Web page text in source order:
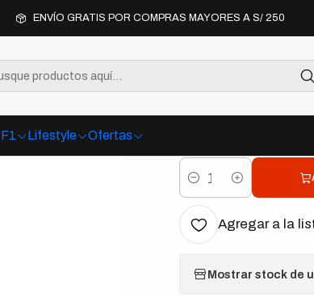
F1 Lifestyle Ofertas
ENVÍO GRATIS POR COMPRAS MAYORES A S/ 250
Escuderías McLaren LEGO Technic McLaren MCL39 F1
LEGO
(42228)
Cantidad
Agregar a la
Mostrar stock de